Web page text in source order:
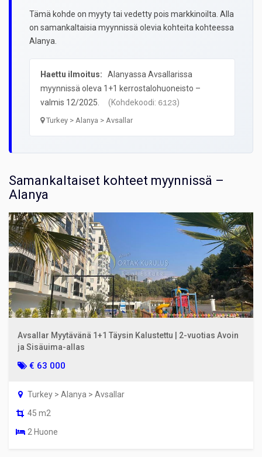
Tämä kohde on myyty tai vedetty pois markkinoilta. Alla
on samankaltaisia myynnissä olevia kohteita kohteessa
Alanya.
Haettu ilmoitus:
Alanyassa Avsallarissa
myynnissä oleva 1+1 kerrostalohuoneisto –
valmis 12/2025.
(Kohdekoodi: 6123)
Turkey > Alanya > Avsallar
Samankaltaiset kohteet myynnissä –
Alanya
Avsallar Myytävänä 1+1 Täysin Kalustettu | 2-vuotias Avoin
ja Sisäuima-allas
€ 63 000
Turkey > Alanya > Avsallar
45 m2
2 Huone